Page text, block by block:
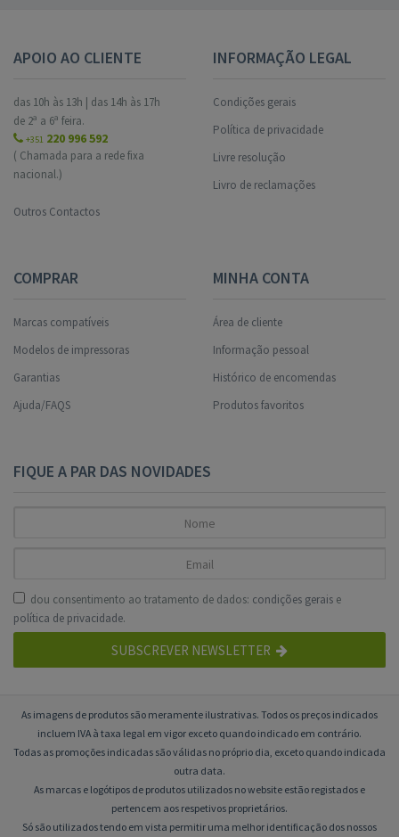
APOIO AO CLIENTE
das 10h às 13h | das 14h às 17h
de 2ª a 6ª feira.
+351 220 996 592
( Chamada para a rede fixa
nacional.)
Outros Contactos
INFORMAÇÃO LEGAL
Condições gerais
Política de privacidade
Livre resolução
Livro de reclamações
COMPRAR
Marcas compatíveis
Modelos de impressoras
Garantias
Ajuda/FAQS
MINHA CONTA
Área de cliente
Informação pessoal
Histórico de encomendas
Produtos favoritos
FIQUE A PAR DAS NOVIDADES
dou consentimento ao tratamento de dados: condições gerais e
política de privacidade.
SUBSCREVER NEWSLETTER
As imagens de produtos são meramente ilustrativas. Todos os preços indicados
incluem IVA à taxa legal em vigor exceto quando indicado em contrário.
Todas as promoções indicadas são válidas no próprio dia, exceto quando indicada
outra data.
As marcas e logótipos de produtos utilizados no website estão registados e
pertencem aos respetivos proprietários.
Só são utilizados tendo em vista permitir uma melhor identificação dos nossos